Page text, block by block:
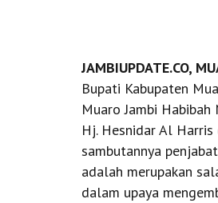
JAMBIUPDATE.CO,
Bupati Kabupaten
Muaro Jambi
Hj. Hesnidar Al
sambutannya
adalah merupakan
dalam upaya